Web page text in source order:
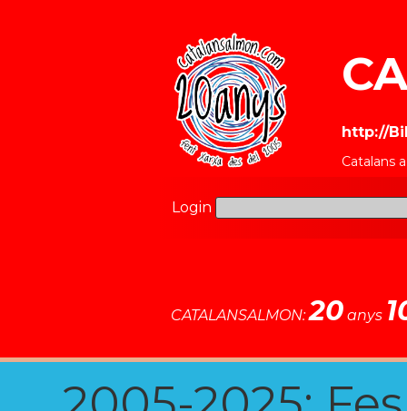
http://
Catalans
Login
CATALANSALMON:20 anys